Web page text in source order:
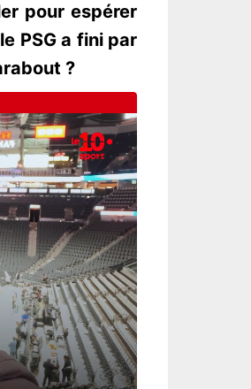
pour espérer
PSG a fini par
?